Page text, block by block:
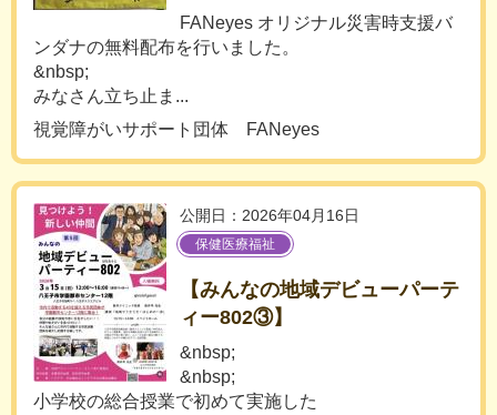
FANeyes オリジナル災害時支援バ
ンダナの無料配布を行いました。
&nbsp;
みなさん立ち止ま...
視覚障がいサポート団体 FANeyes
公開日：2026年04月16日
保健医療福祉
【みんなの地域デビューパーテ
ィー802③】
&nbsp;
&nbsp;
小学校の総合授業で初めて実施した